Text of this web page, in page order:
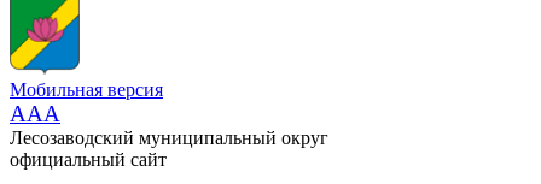
Мобильная версия
AAA
Лесозаводский муниципальный округ
официальный сайт